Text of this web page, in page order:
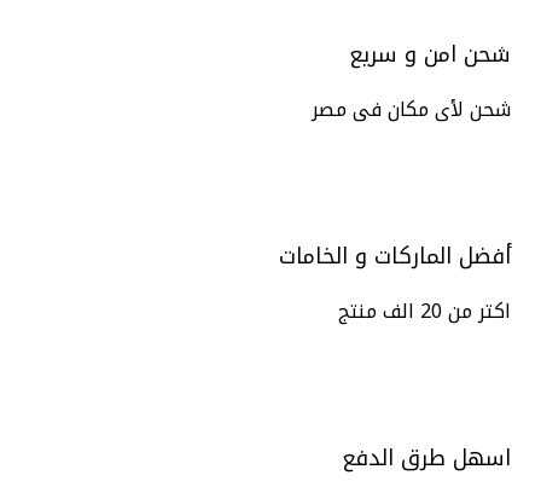
شحن امن و سريع
شحن لأى مكان فى مصر
أفضل الماركات و الخامات
اكتر من 20 الف منتج
اسهل طرق الدفع